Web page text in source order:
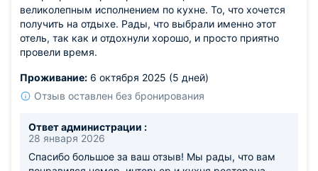
великолепным исполнением по кухне. То, что хочется
получить на отдыхе. Рады, что выбрали именно этот
отель, так как и отдохнули хорошо, и просто приятно
провели время.
Проживание: 6 октября 2025 (5 дней)
Отзыв оставлен без бронирования
Ответ администрации :
28 января 2026
Спасибо большое за ваш отзыв! Мы рады, что вам